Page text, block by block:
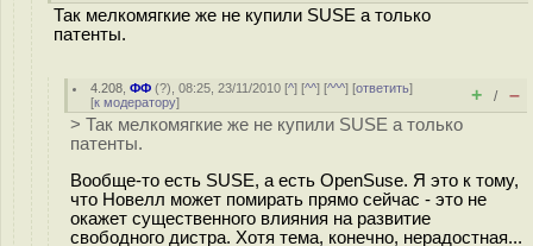
Так мелкомягкие же не купили SUSE а только
патенты.
4.208 ,ФФ (?), 08:25, 23/11/2010 [^] [^^] [^^^] [ответить]
[к модератору] + / –
> Так мелкомягкие же не купили SUSE а только
патенты.
Вообще-то есть SUSE, а есть OpenSuse. Я это к тому,
что Новелл может помирать прямо сейчас - это не
окажет существенного влияния на развитие
свободного дистра. Хотя тема, конечно, нерадостная...